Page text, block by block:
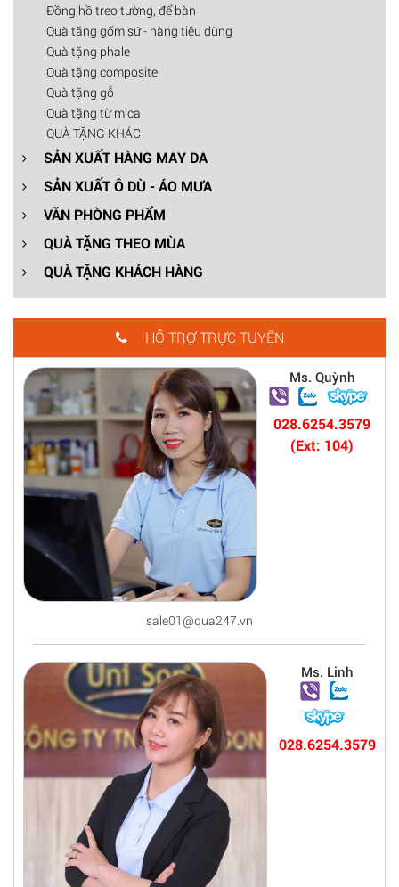
Đồng hồ treo tường, để bàn
Quà tặng gốm sứ - hàng tiêu dùng
Quà tặng phale
Quà tặng composite
Quà tặng gỗ
Quà tặng từ mica
QUÀ TẶNG KHÁC
SẢN XUẤT HÀNG MAY DA
SẢN XUẤT Ô DÙ - ÁO MƯA
VĂN PHÒNG PHẨM
QUÀ TẶNG THEO MÙA
QUÀ TẶNG KHÁCH HÀNG
HỖ TRỢ TRỰC TUYẾN
Ms. Quỳnh
028.6254.3579
(Ext: 104)
sale01@qua247.vn
Ms. Linh
028.6254.3579